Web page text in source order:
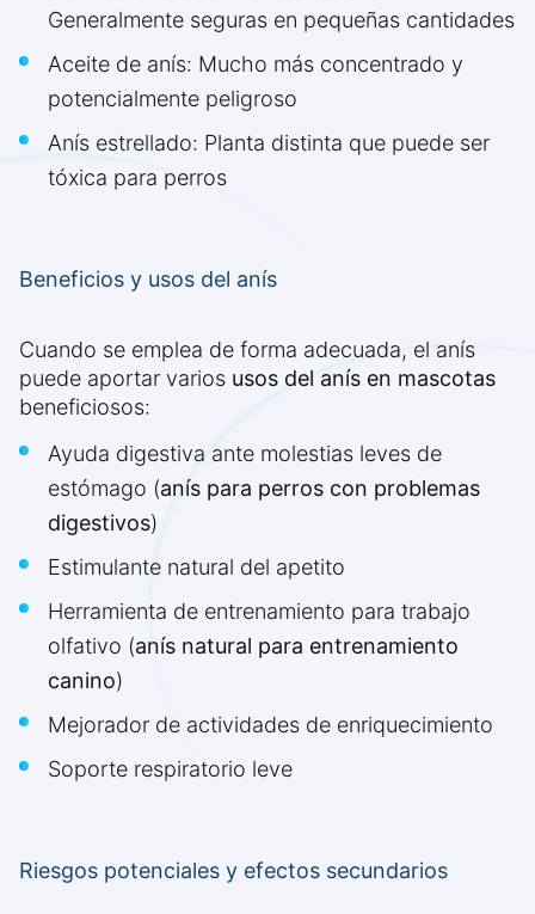
Generalmente seguras en pequeñas cantidades
Aceite de anís: Mucho más concentrado y
potencialmente peligroso
Anís estrellado: Planta distinta que puede ser
tóxica para perros
Beneficios y usos del anís
Cuando se emplea de forma adecuada, el anís
puede aportar varios usos del anís en mascotas
beneficiosos:
Ayuda digestiva ante molestias leves de
estómago (anís para perros con problemas
digestivos)
Estimulante natural del apetito
Herramienta de entrenamiento para trabajo
olfativo (anís natural para entrenamiento
canino)
Mejorador de actividades de enriquecimiento
Soporte respiratorio leve
Riesgos potenciales y efectos secundarios